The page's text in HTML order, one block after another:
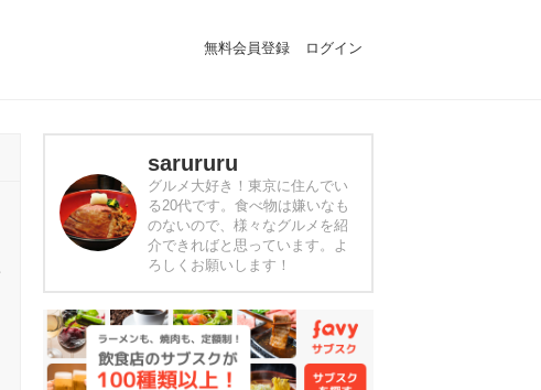
無料会員登録 ログイン
sarururu
グルメ大好き！東京に住んでい
る20代です。食べ物は嫌いなも
のないので、様々なグルメを紹
介できればと思っています。よ
ろしくお願いします！